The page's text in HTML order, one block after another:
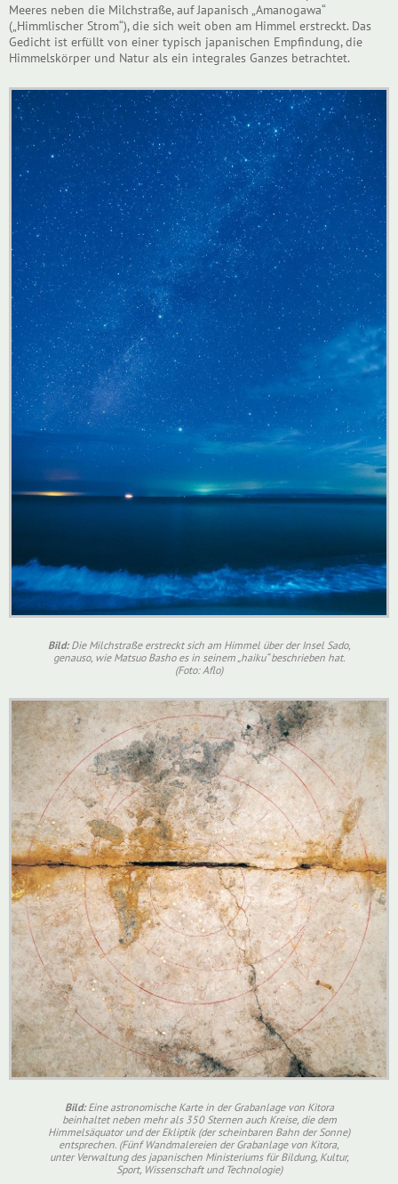
Meeres neben die Milchstraße, auf Japanisch „Amanogawa“
(„Himmlischer Strom“), die sich weit oben am Himmel erstreckt. Das
Gedicht ist erfüllt von einer typisch japanischen Empfindung, die
Himmelskörper und Natur als ein integrales Ganzes betrachtet.
Bild:Die Milchstraße erstreckt sich am Himmel über der Insel Sado,
genauso, wie Matsuo Basho es in seinem „haiku“ beschrieben hat.
(Foto: Aflo)
Bild:Eine astronomische Karte in der Grabanlage von Kitora
beinhaltet neben mehr als 350 Sternen auch Kreise, die dem
Himmelsäquator und der Ekliptik (der scheinbaren Bahn der Sonne)
entsprechen. (Fünf Wandmalereien der Grabanlage von Kitora,
unter Verwaltung des japanischen Ministeriums für Bildung, Kultur,
Sport, Wissenschaft und Technologie)